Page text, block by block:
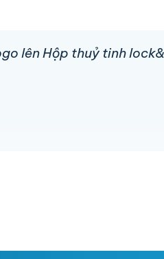
lên Hộp thuỷ tinh